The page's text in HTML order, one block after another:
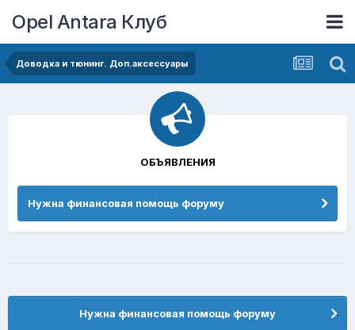
Opel Antara Клуб
Доводка и тюнинг. Доп.аксессуары
Нужна финансовая помощь форуму
ОБЪЯВЛЕНИЯ
Нужна финансовая помощь форуму